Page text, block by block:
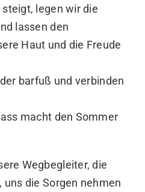
legen wir die
lassen den
Haut und die Freude
barfuß und verbinden
macht den Sommer
Wegbegleiter, die
die Sorgen nehmen